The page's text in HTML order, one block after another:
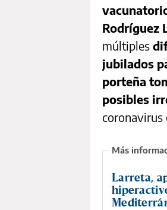
Rodríguez
múltiples
jubilados
porteña
posibles
coronavirus
Larreta,